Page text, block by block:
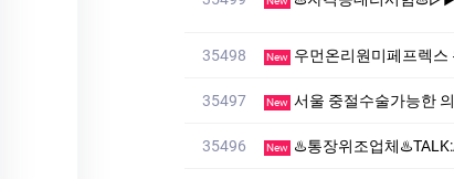
35498 New 우먼온리원미페프렉스
35497 New 서울 중절수술가능한
35496 New ♨️통장위조업체♨️TALK:Add88♨️혼인관계증